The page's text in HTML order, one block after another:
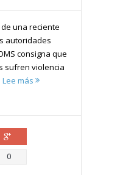
una reciente
autoridades
consigna que
sufren violencia
Lee más
0